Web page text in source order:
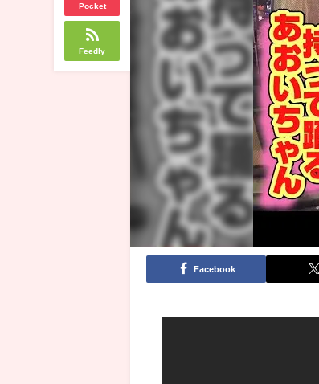
Pocket
Feedly
Facebook